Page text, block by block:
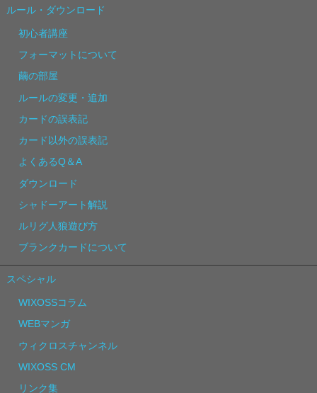
ルール・ダウンロード
初心者講座
フォーマットについて
繭の部屋
ルールの変更・追加
カードの誤表記
カード以外の誤表記
よくあるQ＆A
ダウンロード
シャドーアート解説
ルリグ人狼遊び方
ブランクカードについて
スペシャル
WIXOSSコラム
WEBマンガ
ウィクロスチャンネル
WIXOSS CM
リンク集